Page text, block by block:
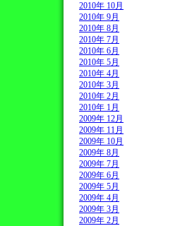
2010年 10月
2010年 9月
2010年 8月
2010年 7月
2010年 6月
2010年 5月
2010年 4月
2010年 3月
2010年 2月
2010年 1月
2009年 12月
2009年 11月
2009年 10月
2009年 8月
2009年 7月
2009年 6月
2009年 5月
2009年 4月
2009年 3月
2009年 2月